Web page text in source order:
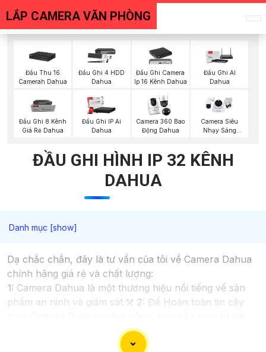
LẮP CAMERA VĂN PHÒNG
Đầu Thu 16
Camerah Dahua
Đầu Ghi 4 HDD
Dahua
Đầu Ghi Camera
Ip 16 Kênh Dahua
Đầu Ghi AI
Dahua
Đầu Ghi 8 Kênh
Giá Rẻ Dahua
Đầu Ghi IP Ai
Dahua
Camera 360 Bao
Động Dahua
Camera Siêu
Nhạy Sáng
ĐẦU GHI HÌNH IP 32 KÊNH
DAHUA
Dạ chắc chắn, đây là tư vấn của tôi về Camera Dahua
chính hãng giá rẻ và chất lượng:
1: Camera Dahua là một thương hiệu nổi tiếng về sản
phẩm an ninh và giám sát.⚒ 2: Để Hoàn toàn tin cậy
cửa hàng uy tín hoặc các đại lý chính thức của
Mức giá của Camera Dahua có thể thay đổi